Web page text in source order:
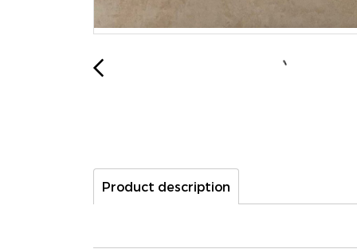
Product description